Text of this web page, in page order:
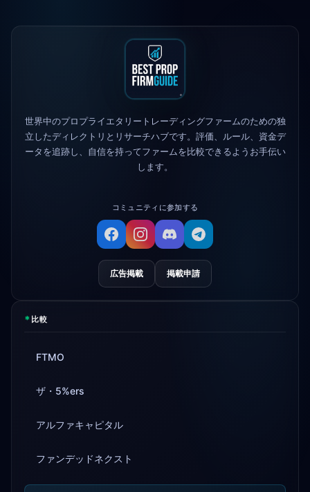
が変更されました
— 25%オフコード:
True Forex Funds
操業を停止しまし
FundedNext
支払い速度が現在24時
間になりました
4d
世界中のプロプライエタリートレーディングファームのための独
立したディレクトリとリサーチハブです。評価、ルール、資金デ
ータを追跡し、自信を持ってファームを比較できるようお手伝い
します。
コミュニティに参加する
広告掲載 掲載申請
* 比較
FTMO
ザ・5%ers
アルファキャピタル
ファンデッドネクスト